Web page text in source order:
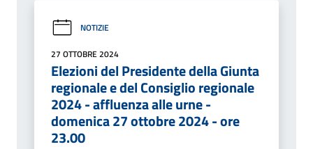
NOTIZIE
27 OTTOBRE 2024
Elezioni del Presidente della Giunta
regionale e del Consiglio regionale
2024 - affluenza alle urne -
domenica 27 ottobre 2024 - ore
23.00